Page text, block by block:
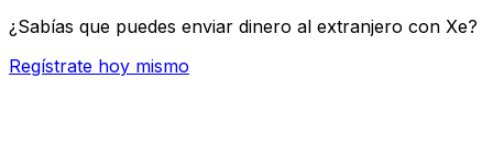
¿Sabías que puedes enviar dinero al extranjero con Xe?
Regístrate hoy mismo